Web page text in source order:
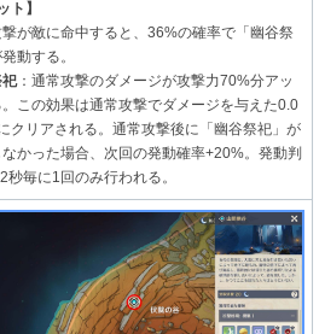
ト】
が敵に命中すると、36%の確率で「幽谷祭
動する。
祀：通常攻撃のダメージが攻撃力70%分アッ
。この効果は通常攻撃でダメージを与えた0.0
クリアされる。通常攻撃後に「幽谷祭祀」が
かった場合、次回の発動確率+20%。発動判
秒毎に1回のみ行われる。